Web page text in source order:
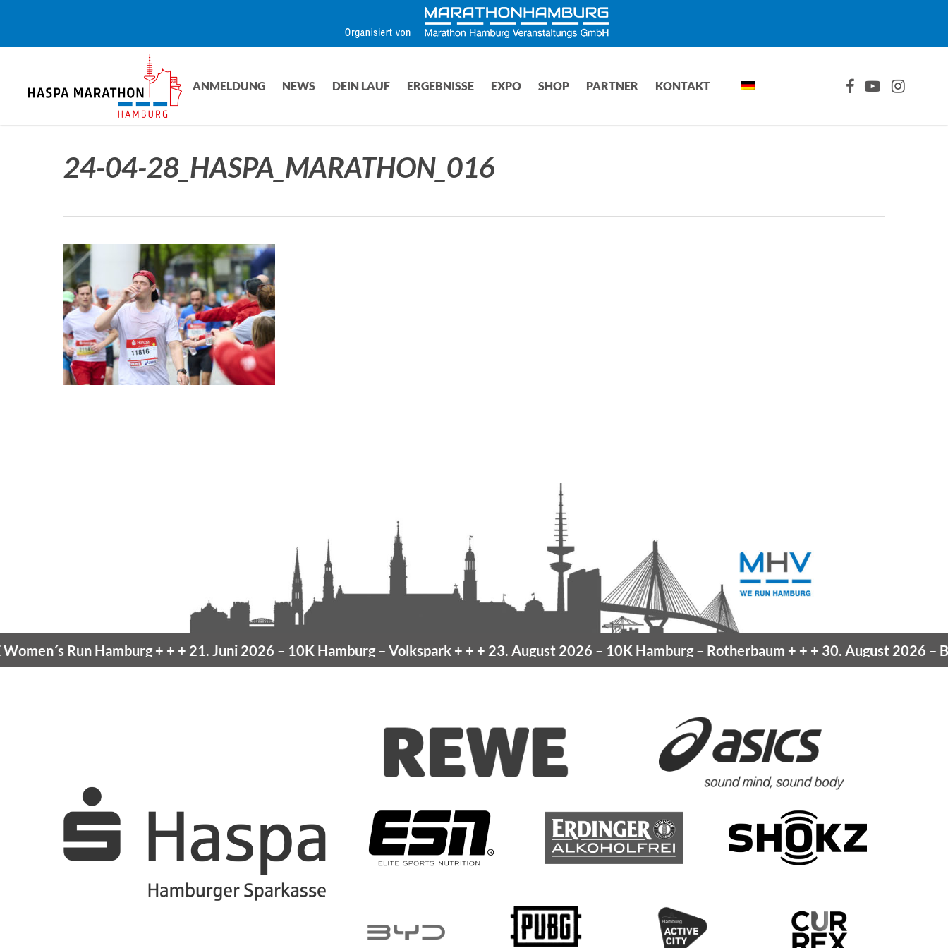
ANMELDUNG NEWS DEIN LAUF ERGEBNISSE EXPO SHOP PARTNER KONTAKT FACEBOOK
YOUTUBE
24-04-28_HASPA_MARATHON_016
Run Hamburg+ + +21. Juni 2026 –10K Hamburg– Volkspark+ + +23. August 2026 –10K Hamburg– Rotherbaum+ + +30. August 2026 –